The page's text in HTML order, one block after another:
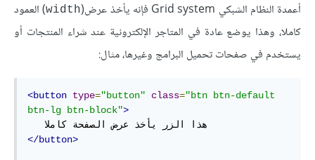
أعمدة النظام الشبكي Grid system فإنه يأخذ عرض(
width) العمود
كاملا، وهذا يوضع عادة في المتاجر الإلكترونية عند شراء المنتجات أو
يستخدم في صفحات تحميل البرامج وغيرها، مثال:
<button type="button" class="btn btn-default
btn-lg btn-block">
</button>